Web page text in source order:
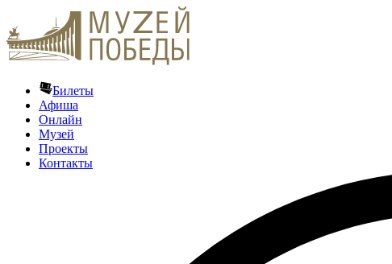
Билеты
Афиша
Онлайн
Музей
Проекты
Контакты